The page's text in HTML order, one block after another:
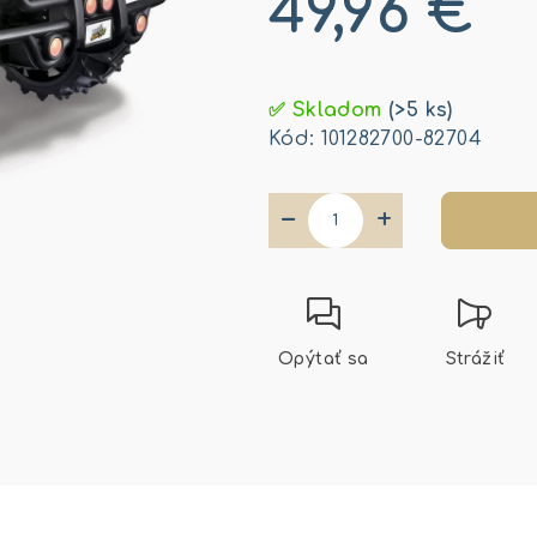
49,96 €
cena:
✅ Skladom (>5 ks)
Kód: 101282700-82704
+
−
Opýtať sa Strážiť